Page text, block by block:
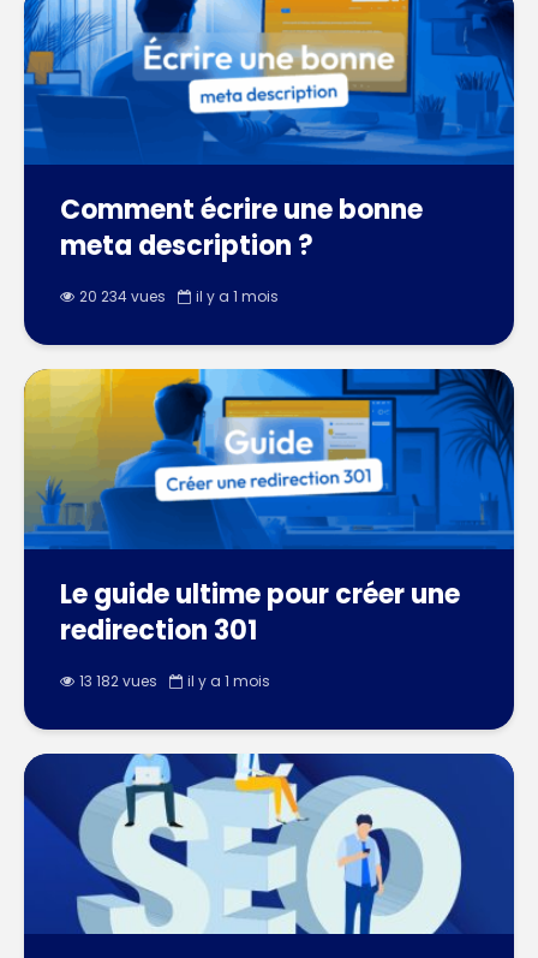
Comment écrire une bonne
meta description ?
20 234 vues il y a 1 mois
Le guide ultime pour créer une
redirection 301
13 182 vues il y a 1 mois